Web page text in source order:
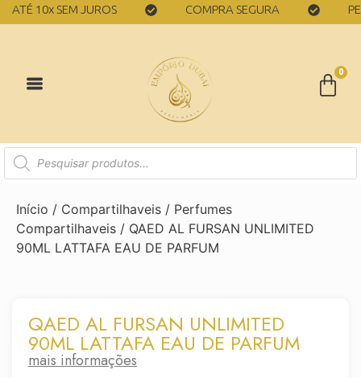
10x SEM JUROS COMPRA SEGURA
0
Início / Compartilhaveis / Perfumes
Compartilhaveis / QAED AL FURSAN UNLIMITED
90ML LATTAFA EAU DE PARFUM
QAED AL FURSAN UNLIMITED
90ML LATTAFA EAU DE PARFUM
mais informações